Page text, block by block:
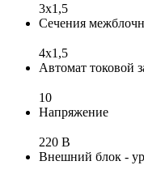
3x1,5
Сечения
4х1,5
Автомат токовой
10
Напряжение
220 В
Внешний блок -